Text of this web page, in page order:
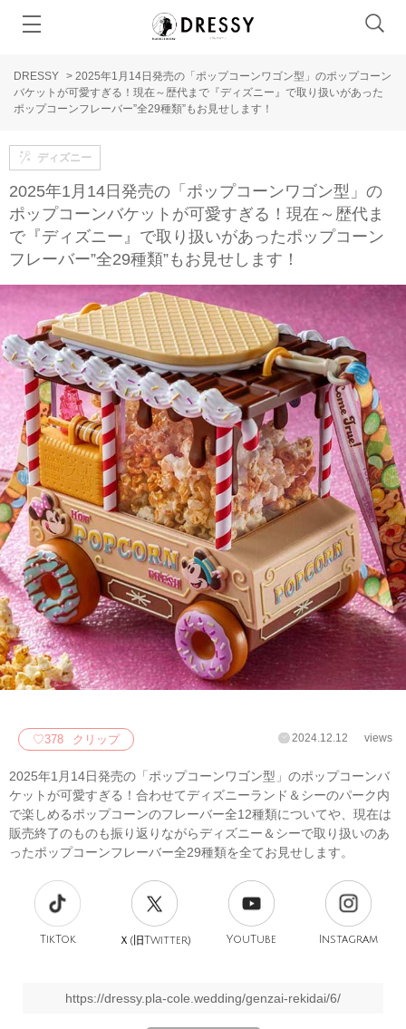
DRESSY > 2025年1月14日発売の「ポップコーンワゴン型」のポップコーン
バケットが可愛すぎる！現在～歴代まで『ディズニー』で取り扱いがあった
ポップコーンフレーバー”全29種類”もお見せします！
ディズニー
2025年1月14日発売の「ポップコーンワゴン型」の
ポップコーンバケットが可愛すぎる！現在～歴代ま
で『ディズニー』で取り扱いがあったポップコーン
フレーバー”全29種類”もお見せします！
♡378 クリップ 2024.12.12 views
2025年1月14日発売の「ポップコーンワゴン型」のポップコーンバ
ケットが可愛すぎる！合わせてディズニーランド＆シーのパーク内
で楽しめるポップコーンのフレーバー全12種類についてや、現在は
販売終了のものも振り返りながらディズニー＆シーで取り扱いのあ
ったポップコーンフレーバー全29種類を全てお見せします。
TikTok Ｘ(旧 Twitter) YouTube Instagram
https://dressy.pla-cole.wedding/genzai-rekidai/6/